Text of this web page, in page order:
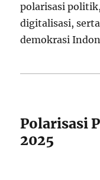
polarisasi
digitalisasi,
demokrasi
Polarisasi
2025